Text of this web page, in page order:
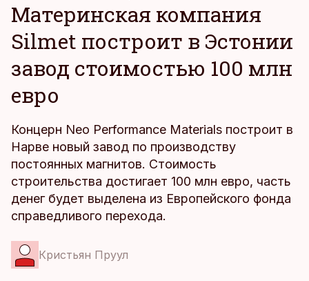
Материнская компания
Silmet построит в Эстонии
завод стоимостью 100 млн
евро
Концерн Neo Performance Materials построит в
Нарве новый завод по производству
постоянных магнитов. Стоимость
строительства достигает 100 млн евро, часть
денег будет выделена из Европейского фонда
справедливого перехода.
Кристьян Пруул